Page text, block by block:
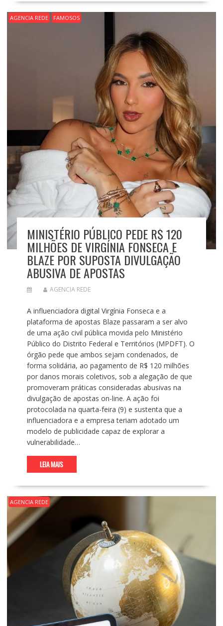
AGENCIA REDE FAMOSOS
MINISTÉRIO PÚBLICO PEDE R$ 120
MILHÕES DE VIRGÍNIA FONSECA E
BLAZE POR SUPOSTA DIVULGAÇÃO
ABUSIVA DE APOSTAS
AGENCIA REDE
A influenciadora digital Virgínia Fonseca e a
plataforma de apostas Blaze passaram a ser alvo
de uma ação civil pública movida pelo Ministério
Público do Distrito Federal e Territórios (MPDFT). O
órgão pede que ambos sejam condenados, de
forma solidária, ao pagamento de R$ 120 milhões
por danos morais coletivos, sob a alegação de que
promoveram práticas consideradas abusivas na
divulgação de apostas on-line. A ação foi
protocolada na quarta-feira (9) e sustenta que a
influenciadora e a empresa teriam adotado um
modelo de publicidade capaz de explorar a
vulnerabilidade…
LEIA MAIS
AGENCIA REDE